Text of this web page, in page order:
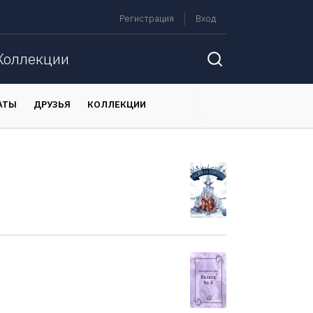
Регистрация Вход
ДРУЗЬЯ КОЛЛЕКЦИИ